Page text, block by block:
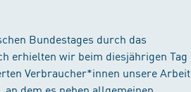
Bundestages durch das
erhielten wir beim diesjährigen Tag
Verbraucher*innen unsere Arbeit